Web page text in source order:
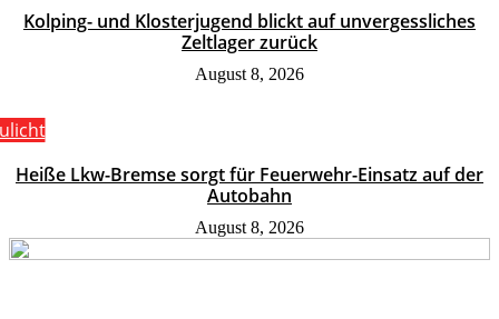
Kolping- und Klosterjugend blickt auf unvergessliches
Zeltlager zurück
August 8, 2026
Heiße Lkw-Bremse sorgt für Feuerwehr-Einsatz auf der
Autobahn
August 8, 2026